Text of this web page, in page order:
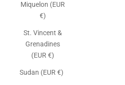
Miquelon (EUR
€)
St. Vincent &
Grenadines
(EUR €)
Sudan (EUR €)